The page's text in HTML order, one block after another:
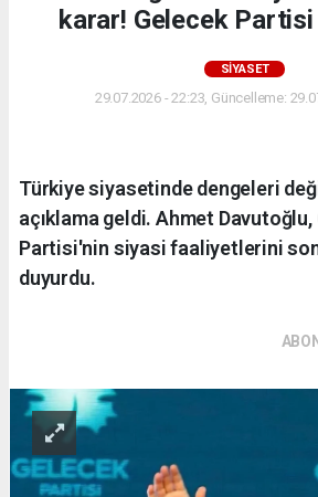
karar! Gelecek Partisi
SİYASET
29.07.2026 - 22:23, Güncelleme:
Türkiye siyasetinde dengeleri
açıklama geldi. Ahmet Davutoğlu,
Partisi'nin siyasi faaliyetlerini
duyurdu.